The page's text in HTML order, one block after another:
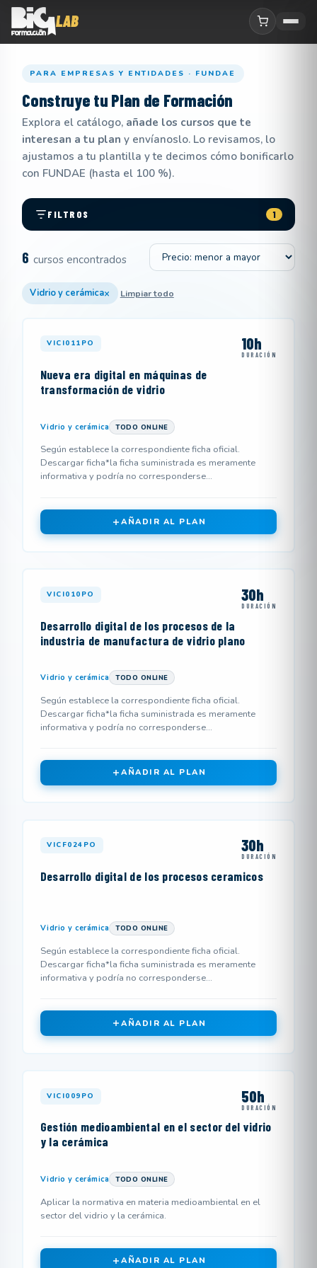
PARA EMPRESAS Y ENTIDADES · FUNDAE
Construye tu Plan de Formación
Explora el catálogo, añade los cursos que te
interesan a tu plan y envíanoslo. Lo revisamos, lo
ajustamos a tu plantilla y te decimos cómo bonificarlo
con FUNDAE (hasta el 100 %).
FILTROS 1
6 cursos encontrados
Ordenar por
Vidrio y cerámica× Limpiar todo
VICI011PO 10h
DURACIÓN
Nueva era digital en máquinas de
transformación de vidrio
Vidrio y cerámica TODO ONLINE
Según establece la correspondiente ficha oficial.
Descargar ficha*la ficha suministrada es meramente
informativa y podría no corresponderse...
AÑADIR AL PLAN
VICI010PO 30h
DURACIÓN
Desarrollo digital de los procesos de la
industria de manufactura de vidrio plano
Vidrio y cerámica TODO ONLINE
Según establece la correspondiente ficha oficial.
Descargar ficha*la ficha suministrada es meramente
informativa y podría no corresponderse...
AÑADIR AL PLAN
VICF024PO 30h
DURACIÓN
Desarrollo digital de los procesos ceramicos
Vidrio y cerámica TODO ONLINE
Según establece la correspondiente ficha oficial.
Descargar ficha*la ficha suministrada es meramente
informativa y podría no corresponderse...
AÑADIR AL PLAN
VICI009PO 50h
DURACIÓN
Gestión medioambiental en el sector del vidrio
y la cerámica
Vidrio y cerámica TODO ONLINE
Aplicar la normativa en materia medioambiental en el
sector del vidrio y la cerámica.
AÑADIR AL PLAN